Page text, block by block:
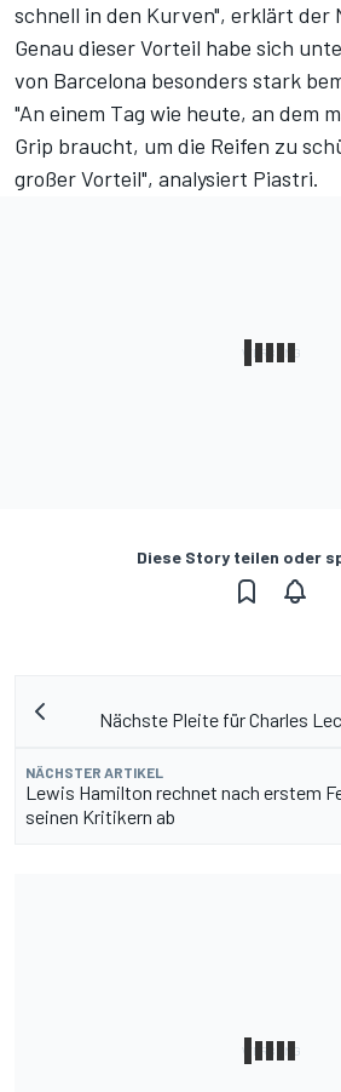
schnell in den Kurven", erklärt der
Genau dieser Vorteil habe sich
von Barcelona besonders stark
"An einem Tag wie heute, an dem
Grip braucht, um die Reifen zu
großer Vorteil", analysiert Piastri.
Diese Story teilen oder
Nächste Pleite für Charles
NÄCHSTER ARTIKEL
Lewis Hamilton rechnet nach erstem
seinen Kritikern ab